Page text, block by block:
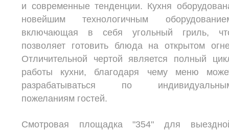
и современные тенденции. Кухня
новейшим технологичным
включающая в себя угольный гриль,
позволяет готовить блюда на открытом
Отличительной чертой является полный
работы кухни, благодаря чему меню
разрабатываться по
пожеланиям гостей.
Смотровая площадка "354" для